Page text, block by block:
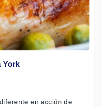
York
en acción de